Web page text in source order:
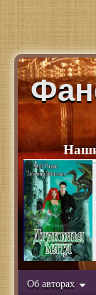
Об авторах